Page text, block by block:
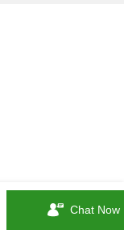
Chat Now